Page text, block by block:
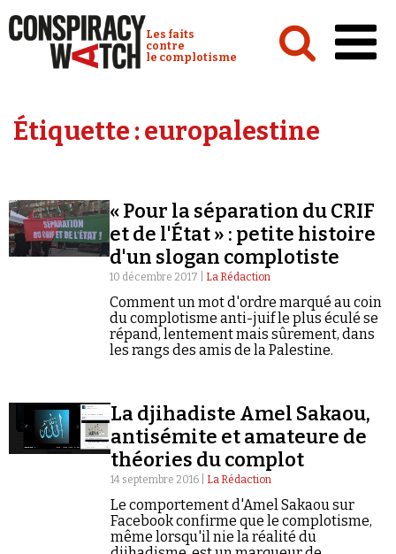
Conspiracy Watch :
Les faits
contre
le complotisme
Analyses
Vidéos
Émissions
Revues de presse
Faire un don
Étiquette :europalestine
« Pour la séparation du CRIF
et de l'État » : petite histoire
d'un slogan complotiste
10 décembre 2017 | La Rédaction
Comment un mot d'ordre marqué au coin
du complotisme anti-juif le plus éculé se
répand, lentement mais sûrement, dans
les rangs des amis de la Palestine.
La djihadiste Amel Sakaou,
antisémite et amateure de
théories du complot
14 septembre 2016 | La Rédaction
Le comportement d'Amel Sakaou sur
Facebook confirme que le complotisme,
même lorsqu'il nie la réalité du